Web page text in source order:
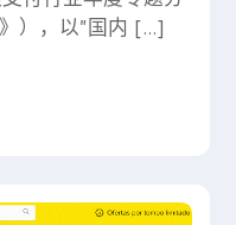
），以”国内 […]